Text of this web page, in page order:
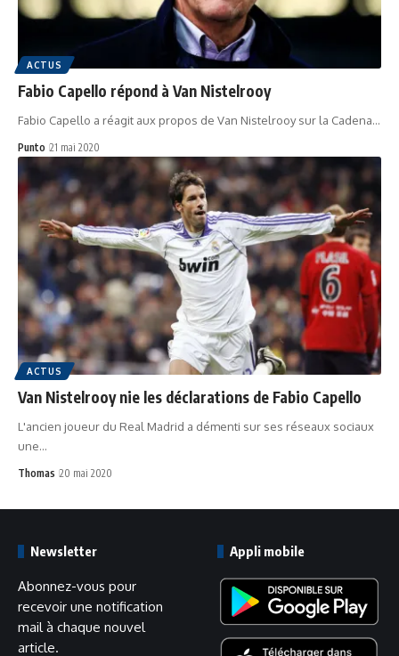
ACTUS
Fabio Capello répond à Van Nistelrooy
Fabio Capello a réagit aux propos de Van Nistelrooy sur la Cadena…
Punto 21 mai 2020
ACTUS
Van Nistelrooy nie les déclarations de Fabio Capello
L'ancien joueur du Real Madrid a démenti sur ses réseaux sociaux
une…
Thomas 20 mai 2020
Newsletter
Abonnez-vous pour
recevoir une notification
mail à chaque nouvel
article.
Appli mobile